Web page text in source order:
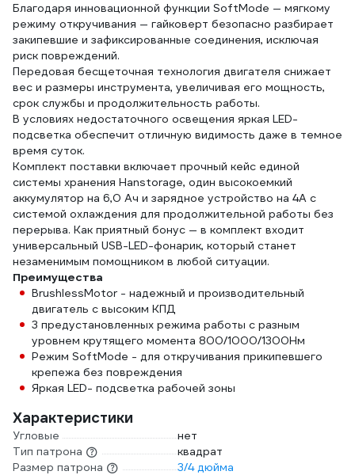
Благодаря инновационной функции SoftMode — мягкому
режиму откручивания — гайковерт безопасно разбирает
закипевшие и зафиксированные соединения, исключая
риск повреждений.
Передовая бесщеточная технология двигателя снижает
вес и размеры инструмента, увеличивая его мощность,
срок службы и продолжительность работы.
В условиях недостаточного освещения яркая LED-
подсветка обеспечит отличную видимость даже в темное
время суток.
Комплект поставки включает прочный кейс единой
системы хранения Hanstorage, один высокоемкий
аккумулятор на 6,0 Ач и зарядное устройство на 4А с
системой охлаждения для продолжительной работы без
перерыва. Как приятный бонус — в комплект входит
универсальный USB-LED-фонарик, который станет
незаменимым помощником в любой ситуации.
Преимущества
BrushlessMotor - надежный и производительный
двигатель с высоким КПД
3 предустановленных режима работы с разным
уровнем крутящего момента 800/1000/1300Нм
Режим SoftMode - для откручивания прикипевшего
крепежа без повреждения
Яркая LED- подсветка рабочей зоны
Характеристики
Угловые
нет
Тип патрона
квадрат
Размер патрона
3/4 дюйма